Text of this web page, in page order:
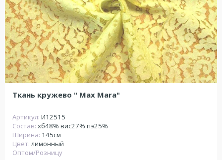
Ткань кружево " Max Mara"
Артикул: И12515
Состав: хб48% вис27% пэ25%
Ширина: 145см
Цвет:лимонный
Оптом/Розницу